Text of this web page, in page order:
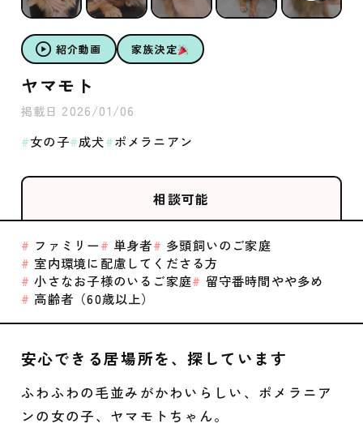
紹介動画 家族決定
ヤマモト
掲載日 2026/01/06
女の子 成犬 ポメラニアン
相談可能
ファミリー 単身者
多頭飼いのご家庭
室内環境に配慮してくださる方
小さなお子様のいるご家庭
留守番時間やや多め
高齢者（60歳以上）
安心できる居場所を、探しています
ふわふわの毛並みがかわいらしい、ポメラニア
ンの女の子、ヤマモトちゃん。